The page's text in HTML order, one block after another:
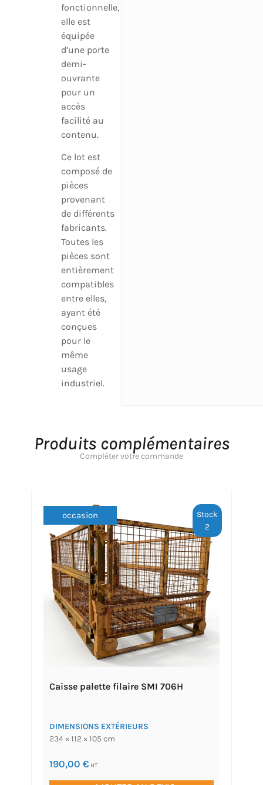
fonctionnelle,
elle est
équipée
d’une porte
demi-
ouvrante
pour un
accès
facilité au
contenu.
Ce lot est
composé de
pièces
provenant
de différents
fabricants.
Toutes les
pièces sont
entièrement
compatibles
entre elles,
ayant été
conçues
pour le
même
usage
industriel.
Produits complémentaires
Compléter votre commande
occasion
Stock
2
Caisse palette filaire SMI 706H
DIMENSIONS EXTÉRIEURS
234 × 112 × 105 cm
190,00 € HT